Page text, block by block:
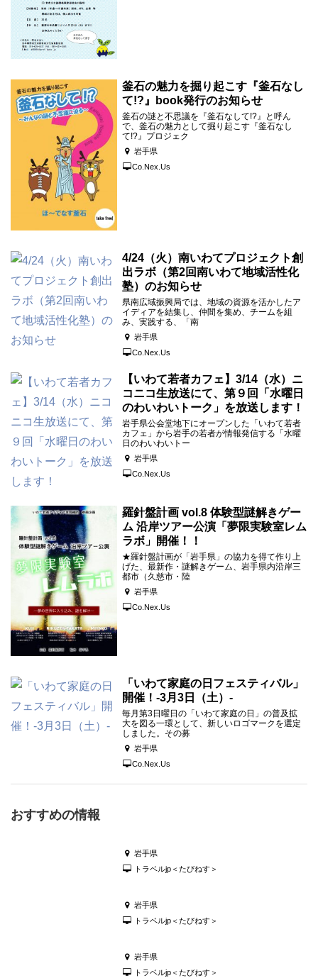
釜石の魅力を掘り起こす『釜石なし
て!?』book発行のお知らせ
釜石の謎と不思議を『釜石なして!?』と呼ん
で、釜石の魅力として掘り起こす『釜石なし
て!?』プロジェク
岩手県
Co.Nex.Us
4/24（火）南いわてプロジェクト創
出ラボ（第2回南いわて地域活性化
塾）のお知らせ
県南広域振興局では、地域の資源を活かしたア
イディアを結集し、仲間を集め、チームを組
み、実践する、「南
岩手県
Co.Nex.Us
【いわて若者カフェ】3/14（水）ニ
コニコ生放送にて、第９回「水曜日
のわいわいトーク」を放送します！
岩手県公会堂地下にオープンした「いわて若者
カフェ」から岩手の若者が情報発信する「水曜
日のわいわいトー
岩手県
Co.Nex.Us
羅針盤計画 vol.8 体験型謎解きゲー
ム 沿岸ツアー公演「夢限実験室レム
ラボ」開催！！
★羅針盤計画が「岩手県」の協力を得て作り上
げた、最新作・謎解きゲーム、岩手県内沿岸三
都市（久慈市・陸
岩手県
Co.Nex.Us
「いわて家庭の日フェスティバル」
開催！‐3月3日（土）‐
毎月第3日曜日の「いわて家庭の日」の普及拡
大を図る一環として、新しいロゴマークを選定
しました。その募
岩手県
Co.Nex.Us
おすすめの情報
岩手県
トラベルjp＜たびねす＞
岩手県
トラベルjp＜たびねす＞
岩手県
トラベルjp＜たびねす＞